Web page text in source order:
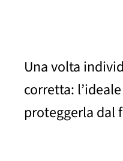
Una volta
corretta:
proteggerla dal